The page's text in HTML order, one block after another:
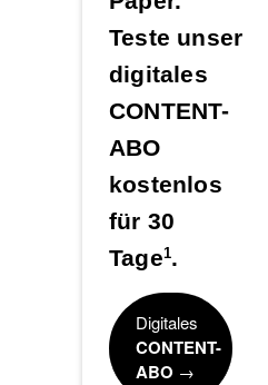
Teste unser
digitales
CONTENT-
ABO
kostenlos
für 30
Tage1.
Digitales
CONTENT-
ABO →